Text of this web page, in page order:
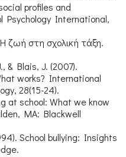
profiles and
Psychology International,
ζωή στη σχολική τάξη.
& Blais, J. (2007).
works? International
28(15-24).
at school: What we know
MA: Blackwell
School bullying: Insights